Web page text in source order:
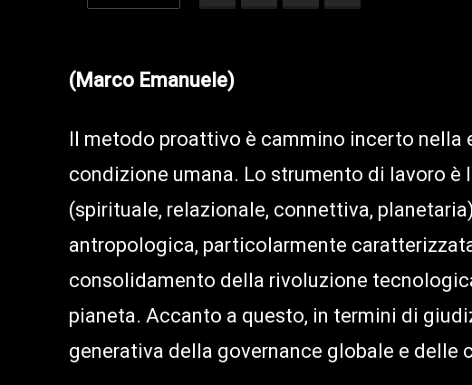
(Marco Emanuele)
Il metodo proattivo è cammino incerto
condizione umana. Lo strumento di lavoro è
(spirituale, relazionale, connettiva,
antropologica, particolarmente
consolidamento della rivoluzione
pianeta. Accanto a questo, in termini di
generativa della governance globale e delle